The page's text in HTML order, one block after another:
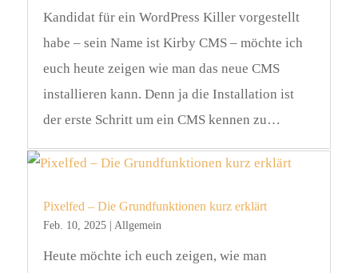
Kandidat für ein WordPress Killer vorgestellt
habe – sein Name ist Kirby CMS – möchte ich
euch heute zeigen wie man das neue CMS
installieren kann. Denn ja die Installation ist
der erste Schritt um ein CMS kennen zu…
Pixelfed – Die Grundfunktionen kurz erklärt
Feb. 10, 2025| Allgemein
Heute möchte ich euch zeigen, wie man